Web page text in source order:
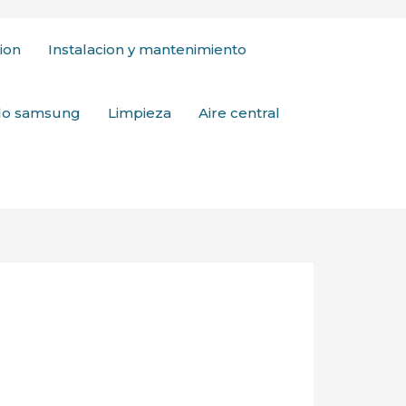
Instalacion y mantenimiento
samsung Limpieza Aire central